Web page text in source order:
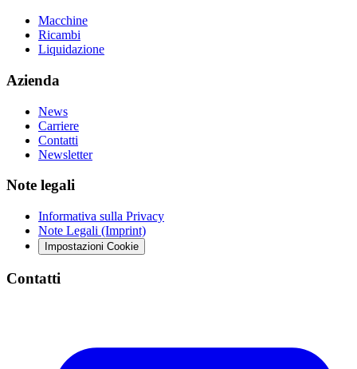
Macchine
Ricambi
Liquidazione
Azienda
News
Carriere
Contatti
Newsletter
Note legali
Informativa sulla Privacy
Note Legali (Imprint)
Impostazioni Cookie
Contatti